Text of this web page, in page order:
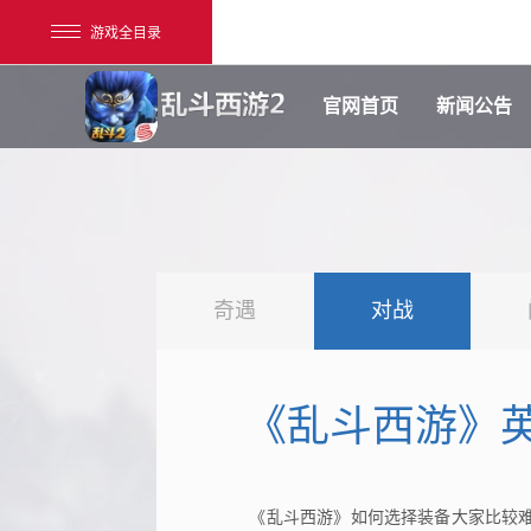
游戏全目录
乱斗西游2
官网首页 新闻公告
奇遇 对战
《乱斗西游》
《乱斗西游》如何选择装备大家比较难